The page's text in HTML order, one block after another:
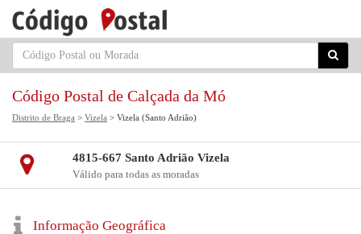
Código Postal de Calçada da Mó
Distrito de Braga > Vizela > Vizela (Santo Adrião)
4815-667 Santo Adrião Vizela
Válido para todas as moradas
Informação Geográfica